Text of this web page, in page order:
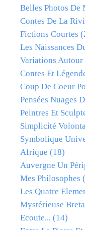
Belles Photos De
Contes De La
Fictions Courtes
Les Naissances
Variations Autour
Contes Et
Coup De Coeur
Pensées Nuages
Peintres Et
Simplicité
Symbolique
Afrique (18)
Auvergne Un
Mes Philosophes
Les Quatre
Mystérieuse
Ecoute... (14)